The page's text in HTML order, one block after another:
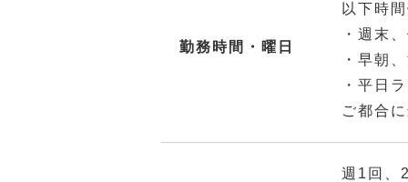
勤務時間・曜日
以下時
・週末
・早朝
・平日
ご都合
週1回、